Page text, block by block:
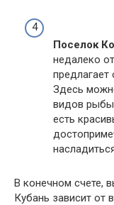
Поселок
недалеко
Здесь
видов
есть
В конечном счете,
Кубань зависит от